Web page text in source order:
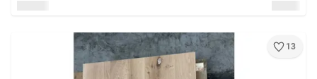
13